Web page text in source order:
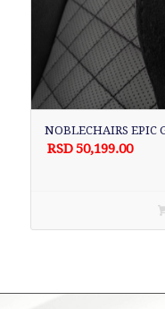
NOBLECHAIRS EPIC
RSD50,199.00